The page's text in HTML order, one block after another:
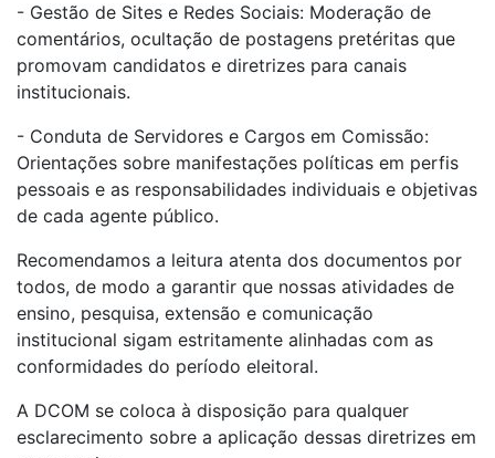
- Gestão de Sites e Redes Sociais: Moderação de
comentários, ocultação de postagens pretéritas que
promovam candidatos e diretrizes para canais
institucionais.
- Conduta de Servidores e Cargos em Comissão:
Orientações sobre manifestações políticas em perfis
pessoais e as responsabilidades individuais e objetivas
de cada agente público.
Recomendamos a leitura atenta dos documentos por
todos, de modo a garantir que nossas atividades de
ensino, pesquisa, extensão e comunicação
institucional sigam estritamente alinhadas com as
conformidades do período eleitoral.
A DCOM se coloca à disposição para qualquer
esclarecimento sobre a aplicação dessas diretrizes em